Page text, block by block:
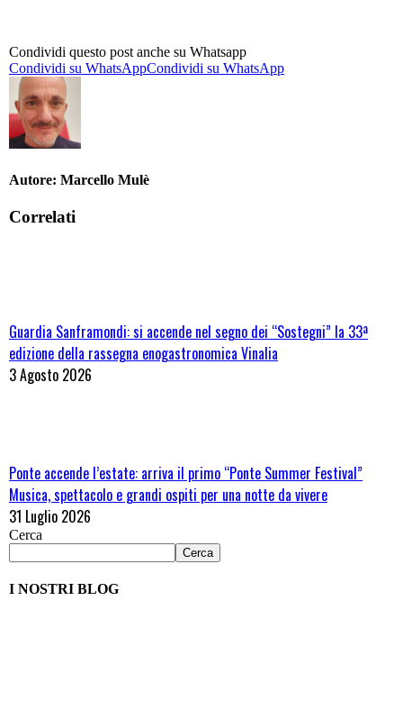
Condividi questo post anche su Whatsapp
Condividi su WhatsAppCondividi su WhatsApp
Autore: Marcello Mulè
Correlati
Guardia Sanframondi: si accende nel segno dei “Sostegni” la 33ª
edizione della rassegna enogastronomica Vinalia
3 Agosto 2026
Ponte accende l’estate: arriva il primo “Ponte Summer Festival”
Musica, spettacolo e grandi ospiti per una notte da vivere
31 Luglio 2026
Cerca
Cerca
I NOSTRI BLOG